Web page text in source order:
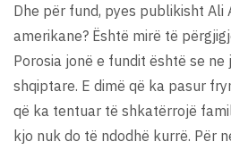
Dhe për fund, pyes publikisht Ali
amerikane? Është mirë të
Porosia jonë e fundit është se
shqiptare. E dimë që ka pasur
që ka tentuar të shkatërrojë
kjo nuk do të ndodhë kurrë. Për